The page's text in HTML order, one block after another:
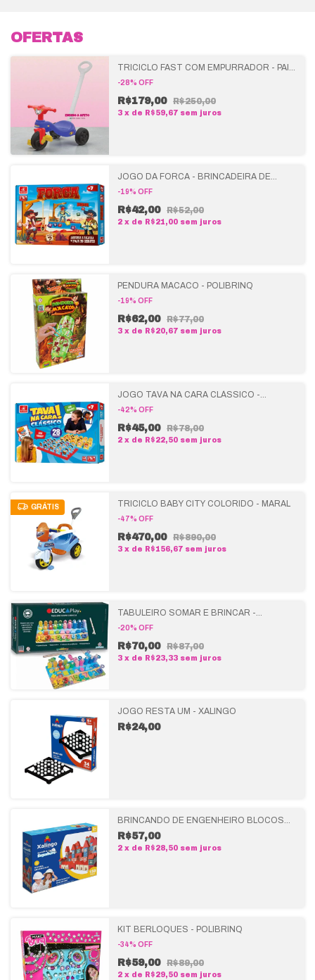
OFERTAS
TRICICLO FAST COM EMPURRADOR - PAIS
-28% OFF
R$179,00 R$250,00
3 x de R$59,67 sem juros
JOGO DA FORCA - BRINCADEIRA DE
-19% OFF
R$42,00 R$52,00
2 x de R$21,00 sem juros
PENDURA MACACO - POLIBRINQ
-19% OFF
R$62,00 R$77,00
3 x de R$20,67 sem juros
JOGO TAVA NA CARA CLÁSSICO -
-42% OFF
R$45,00 R$78,00
2 x de R$22,50 sem juros
GRÁTIS TRICICLO BABY CITY COLORIDO - MARAL
-47% OFF
R$470,00 R$890,00
3 x de R$156,67 sem juros
TABULEIRO SOMAR E BRINCAR -
-20% OFF
R$70,00 R$87,00
3 x de R$23,33 sem juros
JOGO RESTA UM - XALINGO
R$24,00
BRINCANDO DE ENGENHEIRO BLOCOS
DE MONTAR 150 PEÇAS - XALINGO
R$57,00
2 x de R$28,50 sem juros
KIT BERLOQUES - POLIBRINQ
-34% OFF
R$59,00 R$89,00
2 x de R$29,50 sem juros